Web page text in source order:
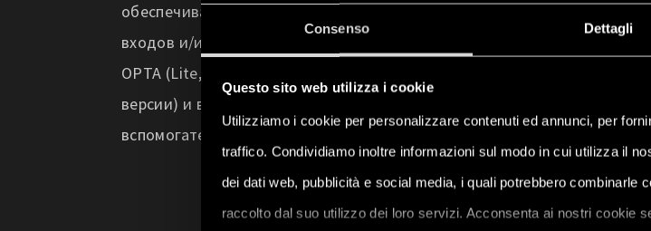
Consenso Dettagli
Questo sito web utilizza i cookie
Utilizziamo i cookie per personalizzare contenuti ed annunci, per
traffico. Condividiamo inoltre informazioni sul modo in cui utilizza il
dei dati web, pubblicità e social media, i quali potrebbero combinarle
raccolto dal suo utilizzo dei loro servizi. Acconsenta ai nostri cookie
обеспечиваябеспрецедентную универсальность использования.
входов и/или выходов к различным проектам автоматизации —
OPTA (Lite, Plus, Advanced) — за счет увеличения количества входов
версии) и выходы (до 40 выходов для цифровой версии и 30 для
вспомогательный порт (AUX) для подключения модулей расширения к